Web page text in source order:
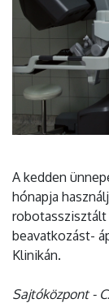
A kedden
hónapja
beavatkozást-
Klinikán.
Sajtóközpont -